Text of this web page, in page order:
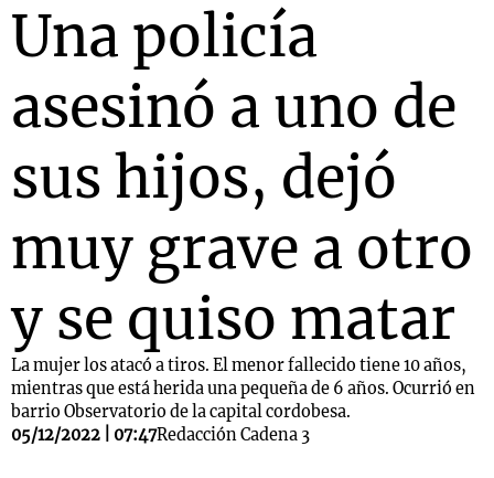
Una policía
asesinó a uno de
sus hijos, dejó
muy grave a otro
y se quiso matar
La mujer los atacó a tiros. El menor fallecido tiene 10 años,
mientras que está herida una pequeña de 6 años. Ocurrió en
barrio Observatorio de la capital cordobesa.
05/12/2022 | 07:47Redacción Cadena 3